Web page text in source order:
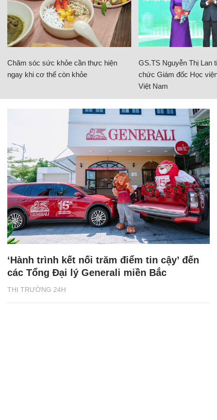
Chăm sóc sức khỏe cần thực hiện
ngay khi cơ thể còn khỏe
GS.TS Nguyễn Thị Lan
chức Giám đốc Học
Việt Nam
THỊ TRƯỜNG 24H
‘Hành trình kết nối trăm điểm tin cậy’ đến
các Tổng Đại lý Generali miền Bắc